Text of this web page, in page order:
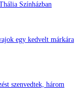
Színházban
egy kedvelt márkára
szenvedtek, három